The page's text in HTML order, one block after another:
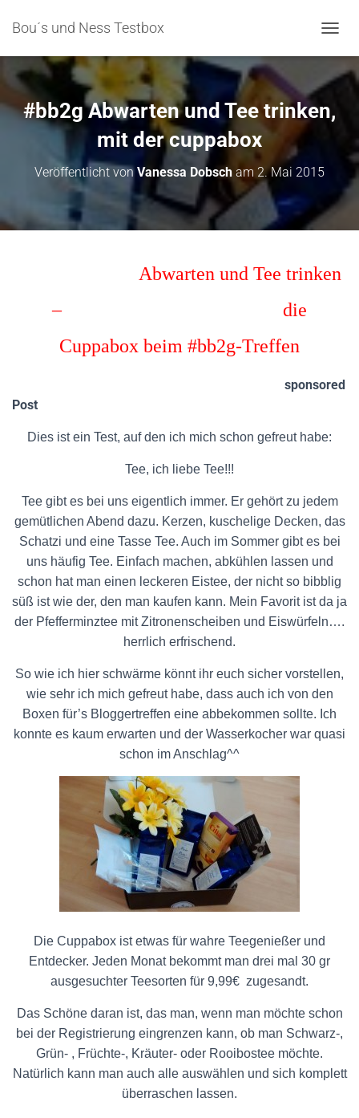
Bou´s und Ness Testbox
#bb2g Abwarten und Tee trinken,
mit der cuppabox
Veröffentlicht von Vanessa Dobsch am 2. Mai 2015
Abwarten und Tee trinken
– die
Cuppabox beim #bb2g-Treffen
sponsored
Post
Dies ist ein Test, auf den ich mich schon gefreut habe:
Tee, ich liebe Tee!!!
Tee gibt es bei uns eigentlich immer. Er gehört zu jedem
gemütlichen Abend dazu. Kerzen, kuschelige Decken, das
Schatzi und eine Tasse Tee. Auch im Sommer gibt es bei
uns häufig Tee. Einfach machen, abkühlen lassen und
schon hat man einen leckeren Eistee, der nicht so bibblig
süß ist wie der, den man kaufen kann. Mein Favorit ist da ja
der Pfefferminztee mit Zitronenscheiben und Eiswürfeln….
herrlich erfrischend.
So wie ich hier schwärme könnt ihr euch sicher vorstellen,
wie sehr ich mich gefreut habe, dass auch ich von den
Boxen für’s Bloggertreffen eine abbekommen sollte. Ich
konnte es kaum erwarten und der Wasserkocher war quasi
schon im Anschlag^^
Die Cuppabox ist etwas für wahre Teegenießer und
Entdecker. Jeden Monat bekommt man drei mal 30 gr
ausgesuchter Teesorten für 9,99€ zugesandt.
Das Schöne daran ist, das man, wenn man möchte schon
bei der Registrierung eingrenzen kann, ob man Schwarz-,
Grün- , Früchte-, Kräuter- oder Rooibostee möchte.
Natürlich kann man auch alle auswählen und sich komplett
überraschen lassen.